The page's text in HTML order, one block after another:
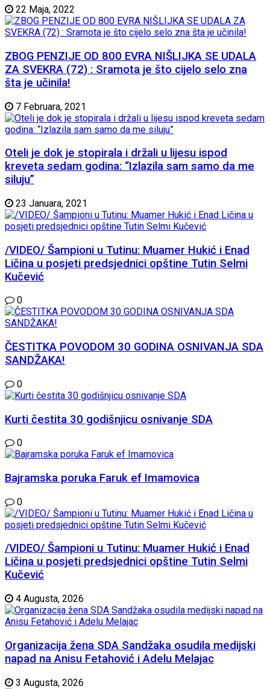
22 Maja, 2022
ZBOG PENZIJE OD 800 EVRA NIŠLIJKA SE UDALA
ZA SVEKRA (72) : Sramota je što cijelo selo zna
šta je učinila!
7 Februara, 2021
Oteli je dok je stopirala i držali u lijesu ispod
kreveta sedam godina: “Izlazila sam samo da me
siluju”
23 Januara, 2021
/VIDEO/ Šampioni u Tutinu: Muamer Hukić i Enad
Ličina u posjeti predsjednici opštine Tutin Selmi
Kučević
0
ČESTITKA POVODOM 30 GODINA OSNIVANJA SDA
SANDŽAKA!
0
Kurti čestita 30 godišnjicu osnivanje SDA
0
Bajramska poruka Faruk ef Imamovica
0
/VIDEO/ Šampioni u Tutinu: Muamer Hukić i Enad
Ličina u posjeti predsjednici opštine Tutin Selmi
Kučević
4 Augusta, 2026
Organizacija žena SDA Sandžaka osudila medijski
napad na Anisu Fetahović i Adelu Melajac
3 Augusta, 2026